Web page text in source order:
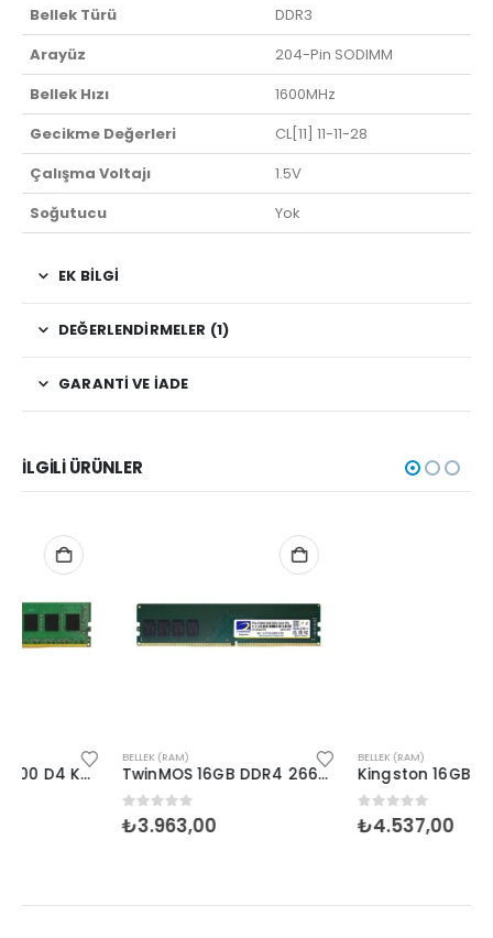
Bellek Türü
DDR3
Arayüz
204-Pin SODIMM
Bellek Hızı
1600MHz
Gecikme Değerleri
CL[11] 11-11-28
Çalışma Voltajı
1.5V
Soğutucu
Yok
EK BILGI
DEĞERLENDIRMELER (1)
GARANTI VE İADE
İLGILI ÜRÜNLER
BELLEK (RAM)
TwinMOS 16GB DDR4 2666MHz (MDD416GB2666DWO)
5 üzerinden
BELLEK (RAM)
Kingston 16GB 3200 D4 KVR32N22D8/16
5 üzerinden